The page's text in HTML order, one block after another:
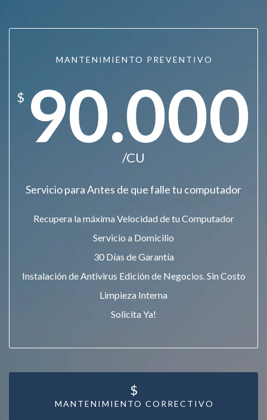
MANTENIMIENTO PREVENTIVO
$ 90.000
/CU
Servicio para Antes de que falle tu computador
Recupera la máxima Velocidad de tu Computador
Servicio a Domicilio
30 Días de Garantía
Instalación de Antivirus Edición de Negocios. Sin Costo
Limpieza Interna
Solicita Ya!
MANTENIMIENTO CORRECTIVO
$